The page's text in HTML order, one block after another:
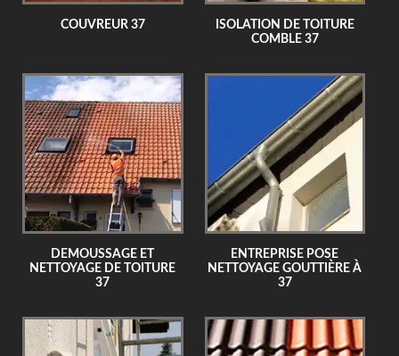
COUVREUR 37
ISOLATION DE TOITURE
COMBLE 37
DEMOUSSAGE ET
NETTOYAGE DE TOITURE
37
ENTREPRISE POSE
NETTOYAGE GOUTTIÈRE À
37